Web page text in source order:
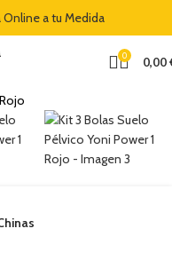
a tu Medida
0 0,00
DE BIENVENIDA DEL 5%